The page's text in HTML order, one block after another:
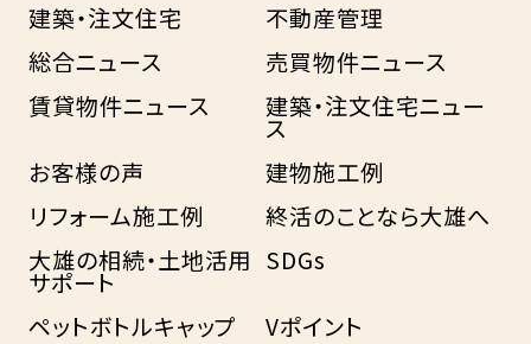
建築・注文住宅
不動産管理
総合ニュース
売買物件ニュース
賃貸物件ニュース
建築・注文住宅ニュー
ス
お客様の声
建物施工例
リフォーム施工例
終活のことなら大雄へ
大雄の相続・土地活用
サポート
SDGs
ペットボトルキャップ
Vポイント